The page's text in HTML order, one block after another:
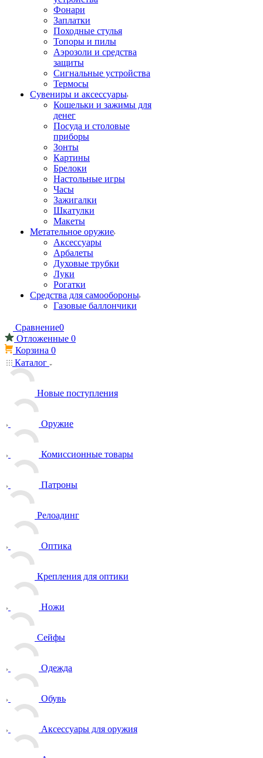
Фонари
Заплатки
Походные стулья
Топоры и пилы
Аэрозоли и средства
защиты
Сигнальные устройства
Термосы
Сувениры и аксессуары
Кошельки и зажимы для
денег
Посуда и столовые
приборы
Зонты
Картины
Брелоки
Настольные игры
Часы
Зажигалки
Шкатулки
Макеты
Метательное оружие
Аксессуары
Арбалеты
Духовые трубки
Луки
Рогатки
Средства для самообороны
Газовые баллончики
Сравнение0
Отложенные 0
Корзина 0
Каталог
Новые поступления
Оружие
Комиссионные товары
Патроны
Релоадинг
Оптика
Крепления для оптики
Ножи
Сейфы
Одежда
Обувь
Аксессуары для оружия